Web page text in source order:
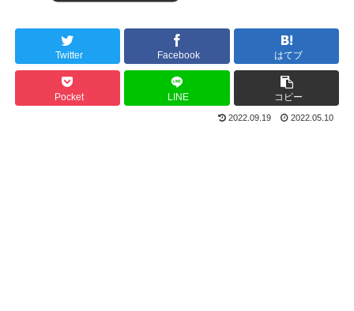
Twitter Facebook はてブ
Pocket LINE コピー
2022.09.19 2022.05.10